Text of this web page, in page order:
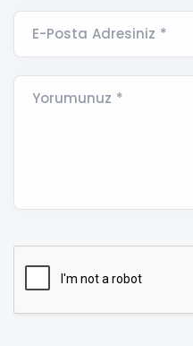
E-Posta Adresiniz *
Yorumunuz *